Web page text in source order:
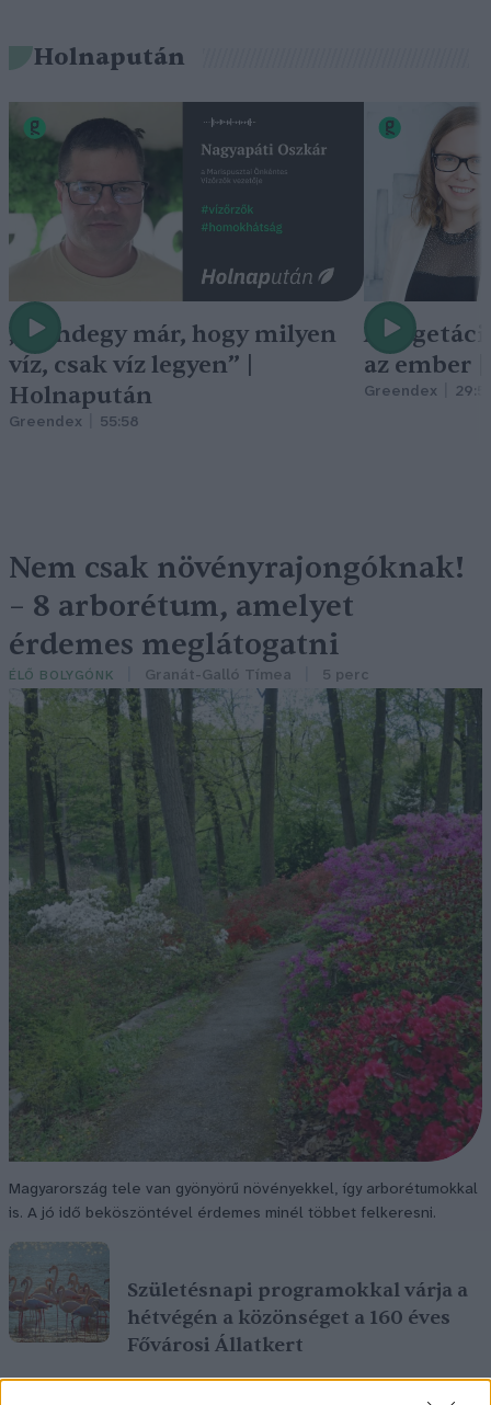
Holnapután
„Mindegy már, hogy milyen
víz, csak víz legyen” |
Holnapután
Greendex 55:58
A
az ember
Greendex
Nem csak növényrajongóknak!
– 8 arborétum, amelyet
érdemes meglátogatni
ÉLŐ BOLYGÓNK Granát-Galló Tímea 5 perc
Magyarország tele van gyönyörű növényekkel, így arborétumokkal
is. A jó idő beköszöntével érdemes minél többet felkeresni.
Születésnapi programokkal várja a
hétvégén a közönséget a 160 éves
Fővárosi Állatkert